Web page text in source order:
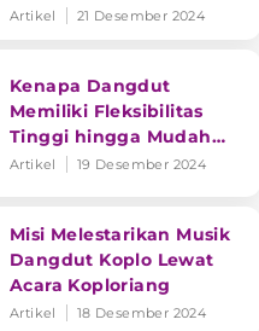
Eksistensi Musik
Artikel 21 Desember 2024
Kenapa Dangdut
Memiliki Fleksibilitas
Tinggi hingga Mudah
Berbaur Dengan Genre
Artikel 19 Desember 2024
Misi Melestarikan Musik
Dangdut Koplo Lewat
Acara Koploriang
Artikel 18 Desember 2024